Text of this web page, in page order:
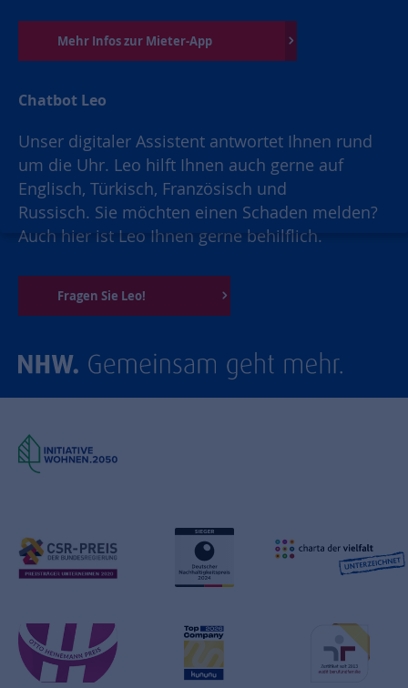
Mehr Infos zur Mieter-App
Chatbot Leo
Unser digitaler Assistent antwortet Ihnen rund
um die Uhr. Leo hilft Ihnen auch gerne auf
Englisch, Türkisch, Französisch und
Russisch. Sie möchten einen Schaden melden?
Auch hier ist Leo Ihnen gerne behilflich.
Fragen Sie Leo!